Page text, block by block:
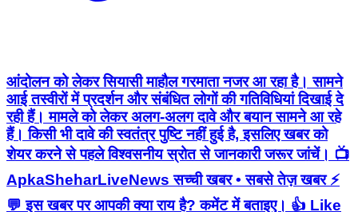
आंदोलन को लेकर सियासी माहौल गरमाता नजर आ रहा है। सामने
आई तस्वीरों में प्रदर्शन और संबंधित लोगों की गतिविधियां दिखाई दे
रही हैं। मामले को लेकर अलग-अलग दावे और बयान सामने आ रहे
हैं। किसी भी दावे की स्वतंत्र पुष्टि नहीं हुई है, इसलिए खबर को
शेयर करने से पहले विश्वसनीय स्रोत से जानकारी जरूर जांचें। 📺
ApkaSheharLiveNews सच्ची खबर • सबसे तेज़ खबर ⚡
💬 इस खबर पर आपकी क्या राय है? कमेंट में बताइए। 👍 Like